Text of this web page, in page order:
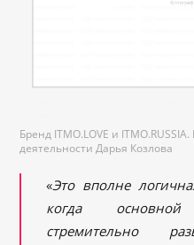
Бренд ITMO.LOVE и
деятельноcти Дарья Козлова
«Это вполне
когда
стремительно